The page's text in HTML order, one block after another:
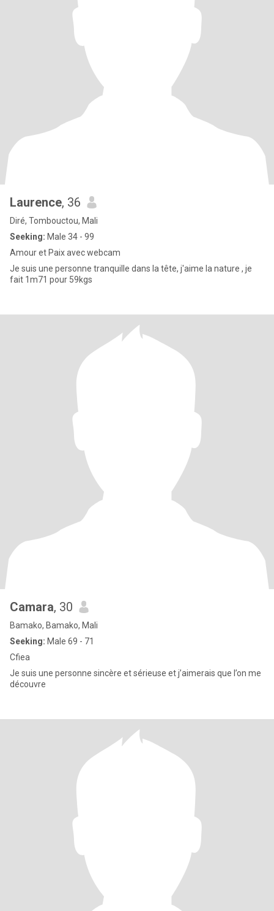
Laurence, 36
Diré, Tombouctou, Mali
Seeking: Male 34 - 99
Amour et Paix avec webcam
Je suis une personne tranquille dans la tête, j'aime la nature , je
fait 1m71 pour 59kgs
Camara, 30
Bamako, Bamako, Mali
Seeking: Male 69 - 71
Cfiea
Je suis une personne sincère et sérieuse et j’aimerais que l’on me
découvre